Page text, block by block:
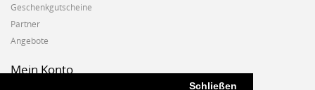
Schließen
Geschenkgutscheine
Partner
Angebote
Mein Konto